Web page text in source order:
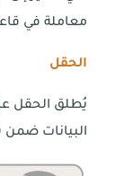
معاملة في
الحقل
يُطلق الحقل
البيانات